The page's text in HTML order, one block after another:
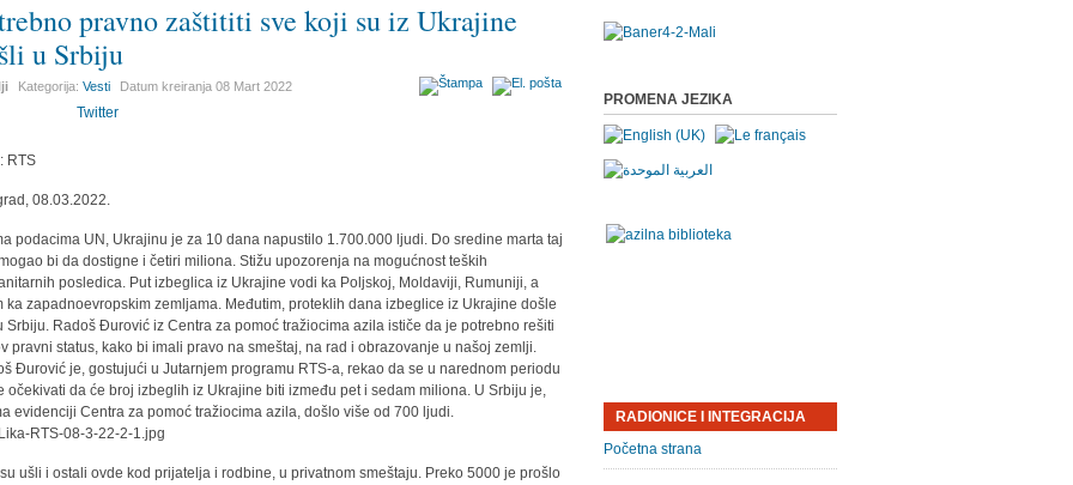
pravno zaštititi sve koji su iz Ukrajine
u Srbiju
Kategorija:Vesti Datum kreiranja08 Mart 2022
Twitter
RTS
08.03.2022.
podacima UN, Ukrajinu je za 10 dana napustilo 1.700.000 ljudi. Do sredine marta taj
bi da dostigne i četiri miliona. Stižu upozorenja na mogućnost teških
posledica. Put izbeglica iz Ukrajine vodi ka Poljskoj, Moldaviji, Rumuniji, a
ka zapadnoevropskim zemljama. Međutim, proteklih dana izbeglice iz Ukrajine došle
Srbiju. Radoš Đurović iz Centra za pomoć tražiocima azila ističe da je potrebno rešiti
pravni status, kako bi imali pravo na smeštaj, na rad i obrazovanje u našoj zemlji.
Đurović je, gostujući u Jutarnjem programu RTS-a, rekao da se u narednom periodu
očekivati da će broj izbeglih iz Ukrajine biti između pet i sedam miliona. U Srbiju je,
evidenciji Centra za pomoć tražiocima azila, došlo više od 700 ljudi.
ušli i ostali ovde kod prijatelja i rodbine, u privatnom smeštaju. Preko 5000 je prošlo
PROMENA JEZIKA
RADIONICE I INTEGRACIJA
Početna strana